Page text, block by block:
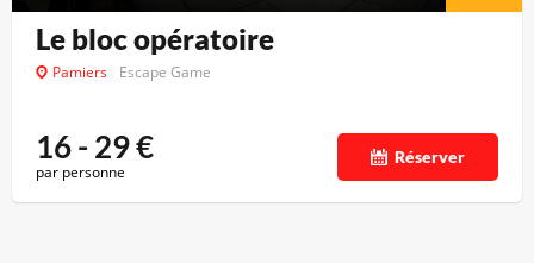
Le bloc opératoire
Pamiers Escape Game
16 - 29€
par personne
Réserver